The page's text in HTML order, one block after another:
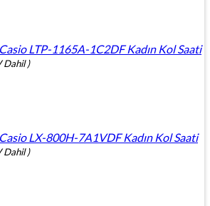
Casio LTP-1165A-1C2DF Kadın Kol Saati
Dahil )
Casio LX-800H-7A1VDF Kadın Kol Saati
Dahil )